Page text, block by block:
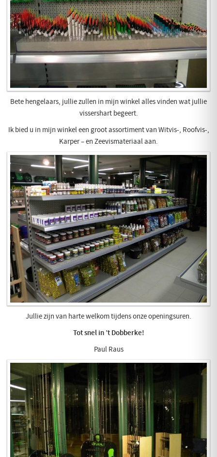
Bete hengelaars, jullie zullen in mijn winkel alles vinden wat jullie
vissershart begeert.
Ik bied u in mijn winkel een groot assortiment van Witvis-, Roofvis-,
Karper – en Zeevismateriaal aan.
Jullie zijn van harte welkom tijdens onze openingsuren.
Tot snel in ’t Dobberke!
Paul Raus